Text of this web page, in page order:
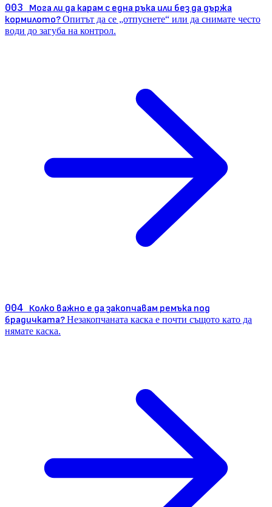
003 Мога ли да карам с една ръка или без да държа
кормилото?Опитът да се „отпуснете“ или да снимате често
води до загуба на контрол.
004 Колко важно е да закопчавам ремъка под
брадичката?Незакопчаната каска е почти същото като да
нямате каска.